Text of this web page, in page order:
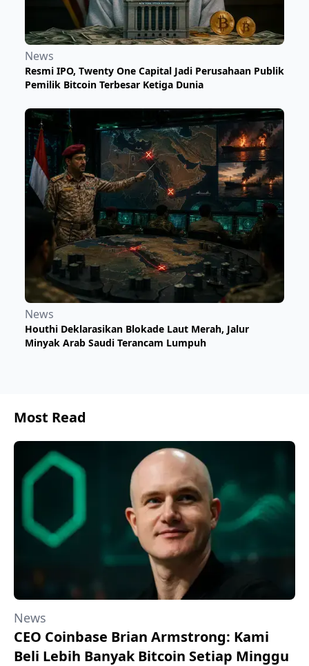
News
Resmi IPO, Twenty One Capital Jadi Perusahaan Publik
Pemilik Bitcoin Terbesar Ketiga Dunia
News
Houthi Deklarasikan Blokade Laut Merah, Jalur
Minyak Arab Saudi Terancam Lumpuh
Most Read
News
CEO Coinbase Brian Armstrong: Kami
Beli Lebih Banyak Bitcoin Setiap Minggu